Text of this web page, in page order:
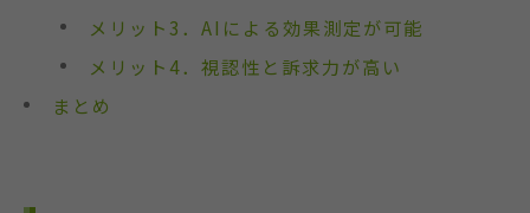
メリット3．AIによる効果測定が可能
メリット4．視認性と訴求力が高い
まとめ